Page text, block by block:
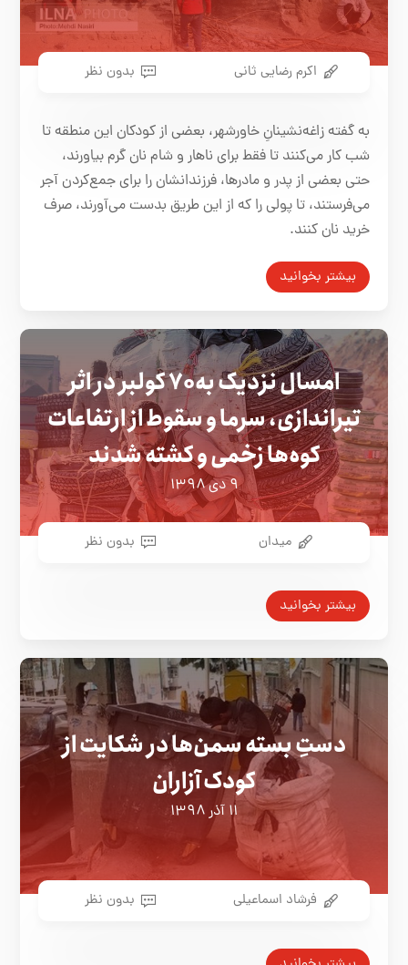
اکرم رضایی ثانی بدون نظر
به گفته زاغه‌نشینانِ خاورشهر، بعضی از کودکان این منطقه تا
شب کار می‌کنند تا فقط برای ناهار و شام نان گرم بیاورند،
حتی بعضی از پدر و مادرها، فرزندانشان را برای جمع‌کردن آجر
می‌فرستند، تا پولی را که از این طریق بدست می‌آورند، صرف
خرید نان ‌کنند.
بیشتر بخوانید
امسال نزدیک به ۷۰ کولبر در اثر
تیراندازی، سرما و سقوط از ارتفاعات
کوه‌ها زخمی و کشته شدند
۹ دی ۱۳۹۸
میدان بدون نظر
بیشتر بخوانید
دستِ بسته سمن‌ها در شکایت از
کودک آزاران
۱۱ آذر ۱۳۹۸
فرشاد اسماعیلی بدون نظر